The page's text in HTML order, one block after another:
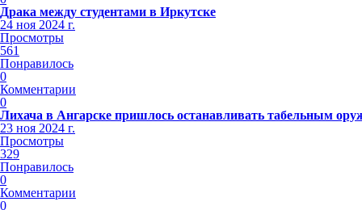
Драка между студентами в Иркутске
24 ноя 2024 г.
Просмотры
561
Понравилось
0
Комментарии
0
Лихача в Ангарске пришлось останавливать табельным
23 ноя 2024 г.
Просмотры
329
Понравилось
0
Комментарии
0